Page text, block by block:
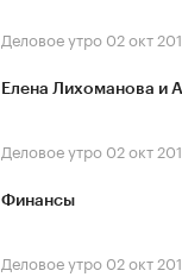
Деловое утро 02 окт
Елена Лихоманова и
Деловое утро 02 окт
Финансы
Деловое утро 02 окт